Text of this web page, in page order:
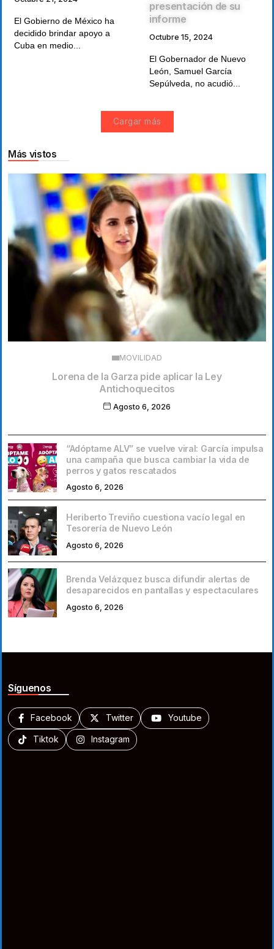
El Gobierno de México ha
decidido brindar apoyo a
Cuba en medio...
presentación de su
informe
Octubre 15, 2024
El Gobernador de Nuevo
León, Samuel García
Sepúlveda, no acudió...
Cargar más
Más vistos
MOVILIDAD
Lorena de la Garza pide aplicar la Ley
Antichoquecitos
Agosto 6, 2026
“Adóptame ALV” se vuelve viral: García impulsa
una campaña que busca cambiar la vida de
perros y gatos rescatados
Agosto 6, 2026
Heriberto Treviño cuestiona vacío legal en
Tesorería de Nuevo León
Agosto 6, 2026
Brenda Velázquez busca difundir alertas de
desaparecidos en pantallas y espectaculares
Agosto 6, 2026
Síguenos
Facebook Twitter Youtube
Tiktok Instagram